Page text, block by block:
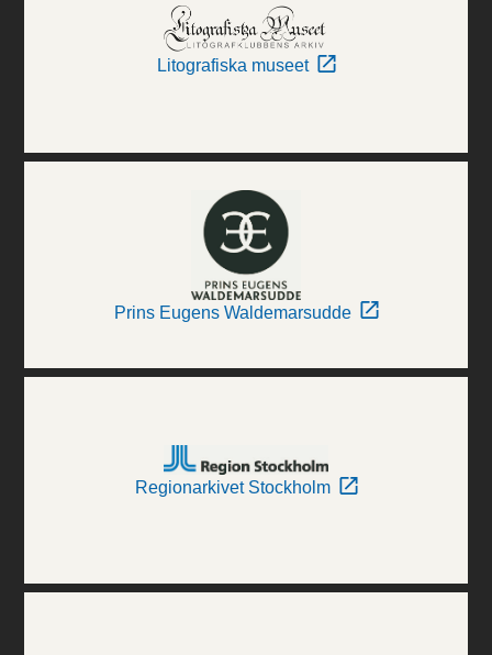
Litografiska museet
Prins Eugens Waldemarsudde
Regionarkivet Stockholm